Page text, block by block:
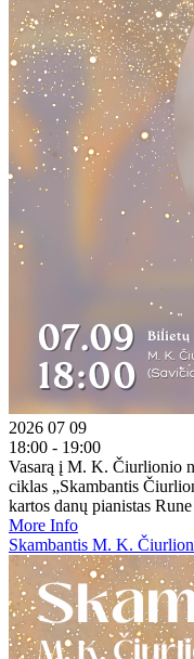
2026 07 09
18:00 - 19:00
Vasarą į M. K. Čiurlionio
ciklas „Skambantis
kartos danų pianistas
More Info
Skambantis M. K.